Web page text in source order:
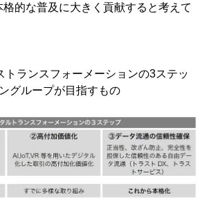
的な普及に大きく貢献すると考えて
トランスフォーメーションの3ステッ
グループが目指すもの